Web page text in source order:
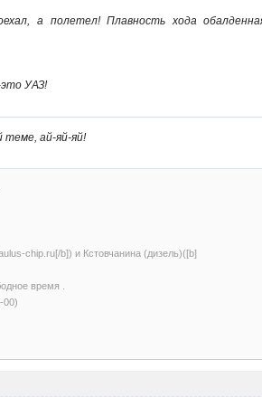
а полетел! Плавность хода
УАЗ!
теме, ай-яй-яй!
chip.ru[/b]) и Кстовчанина (дизель)([b]
время .
00)